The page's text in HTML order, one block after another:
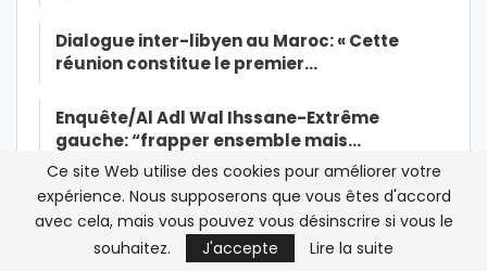
Dialogue inter-libyen au Maroc: « Cette
réunion constitue le premier…
Enquête/Al Adl Wal Ihssane-Extrême
gauche: “frapper ensemble mais…
Al Adl Wal Ihssane, une Jamaa née dans
l’amertume
Ce site Web utilise des cookies pour améliorer votre
expérience. Nous supposerons que vous êtes d'accord
avec cela, mais vous pouvez vous désinscrire si vous le
souhaitez.
J'accepte Lire la suite